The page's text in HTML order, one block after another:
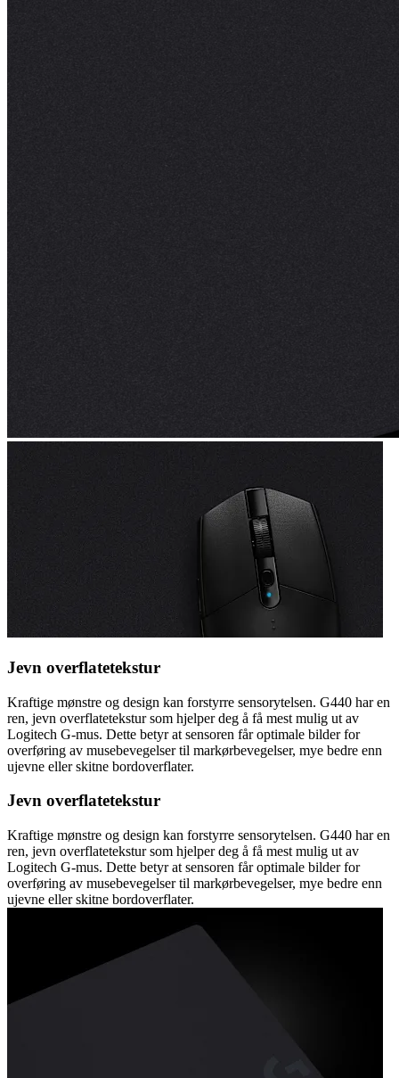
Jevn overflatetekstur
Kraftige mønstre og design kan forstyrre sensorytelsen. G440 har en
ren, jevn overflatetekstur som hjelper deg å få mest mulig ut av
Logitech G-mus. Dette betyr at sensoren får optimale bilder for
overføring av musebevegelser til markørbevegelser, mye bedre enn
ujevne eller skitne bordoverflater.
Jevn overflatetekstur
Kraftige mønstre og design kan forstyrre sensorytelsen. G440 har en
ren, jevn overflatetekstur som hjelper deg å få mest mulig ut av
Logitech G-mus. Dette betyr at sensoren får optimale bilder for
overføring av musebevegelser til markørbevegelser, mye bedre enn
ujevne eller skitne bordoverflater.